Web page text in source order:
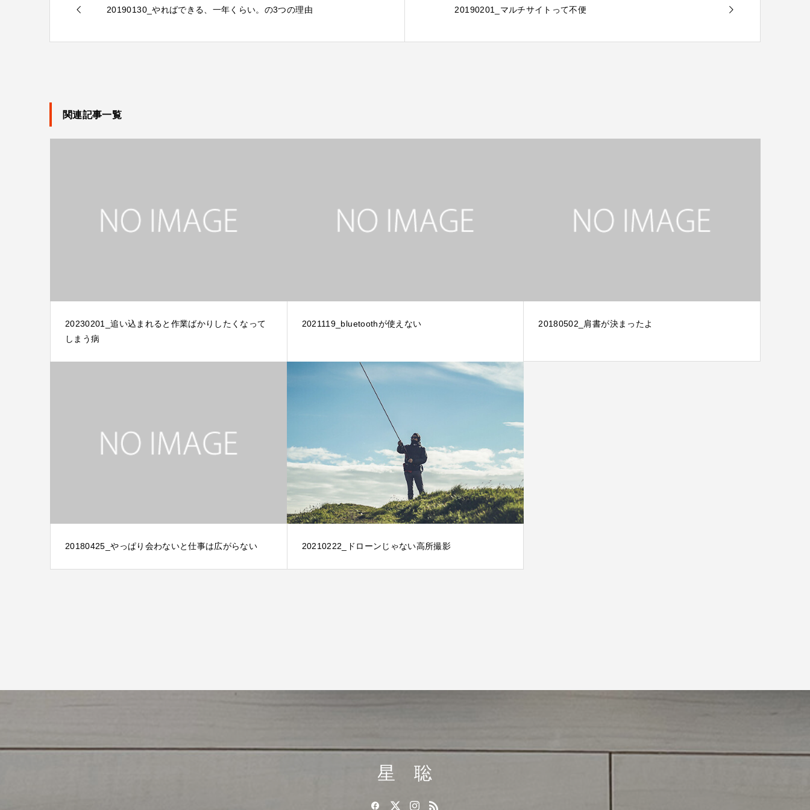
20190130_やればできる、一年くらい。の3つの理由 20190201_マルチサイトって不便
関連記事一覧
20230201_追い込まれると作業ばかりしたくなって
しまう病
2021119_bluetoothが使えない 20180502_肩書が決まったよ
20180425_やっぱり会わないと仕事は広がらない 20210222_ドローンじゃない高所撮影
星 聡